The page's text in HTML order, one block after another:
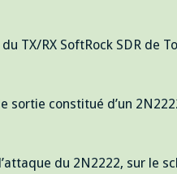
TX/RX SoftRock SDR de
sortie constitué d’un
du 2N2222, sur le